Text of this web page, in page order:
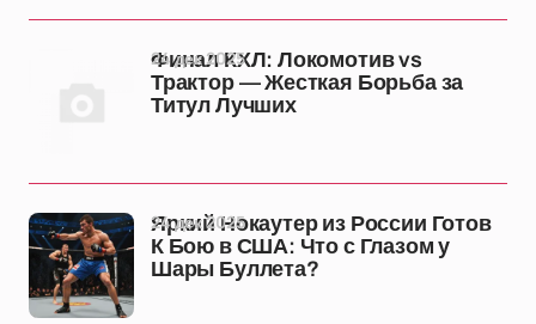
Финал КХЛ: Локомотив vs
Трактор — Жесткая Борьба за
Титул Лучших
24 дек 2025
Яркий Нокаутер из России Готов
К Бою в США: Что с Глазом у
Шары Буллета?
24 дек 2025